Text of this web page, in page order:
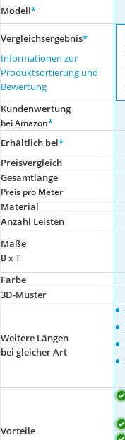
Modell*
Vergleichsergebnis*
Informationen zur
Produktsortierung und
Bewertung
Kundenwertung
bei Amazon*
Erhältlich bei*
Preis­vergleich
Gesamtlänge
Preis pro Meter
Material
Anzahl Leisten
Maße
B x T
Farbe
3D-Muster
Weitere Längen
bei gleicher Art
•
•
•
•
Vorteile